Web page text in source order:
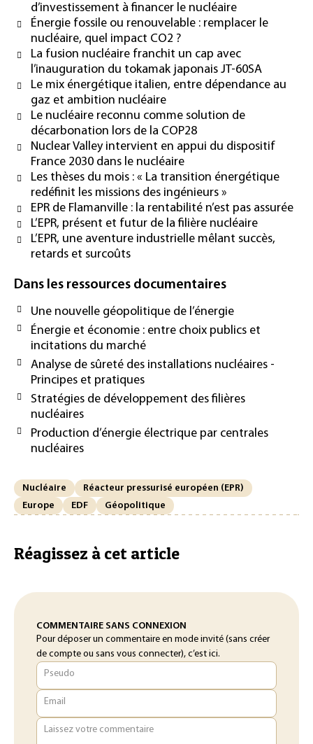
d’investissement à financer le nucléaire
Énergie fossile ou renouvelable : remplacer le
nucléaire, quel impact CO2 ?
La fusion nucléaire franchit un cap avec
l’inauguration du tokamak japonais JT-60SA
Le mix énergétique italien, entre dépendance au
gaz et ambition nucléaire
Le nucléaire reconnu comme solution de
décarbonation lors de la COP28
Nuclear Valley intervient en appui du dispositif
France 2030 dans le nucléaire
Les thèses du mois : « La transition énergétique
redéfinit les missions des ingénieurs »
EPR de Flamanville : la rentabilité n’est pas assurée
L’EPR, présent et futur de la filière nucléaire
L’EPR, une aventure industrielle mêlant succès,
retards et surcoûts
Dans les ressources documentaires
Une nouvelle géopolitique de l’énergie
Énergie et économie : entre choix publics et
incitations du marché
Analyse de sûreté des installations nucléaires -
Principes et pratiques
Stratégies de développement des filières
nucléaires
Production d’énergie électrique par centrales
nucléaires
Nucléaire
Réacteur pressurisé européen (EPR)
Europe
EDF Géopolitique
Réagissez à cet article
COMMENTAIRE SANS CONNEXION
Pour déposer un commentaire en mode invité (sans créer
de compte ou sans vous connecter), c’est ici.
Pseudo
Email
Laissez votre commentaire